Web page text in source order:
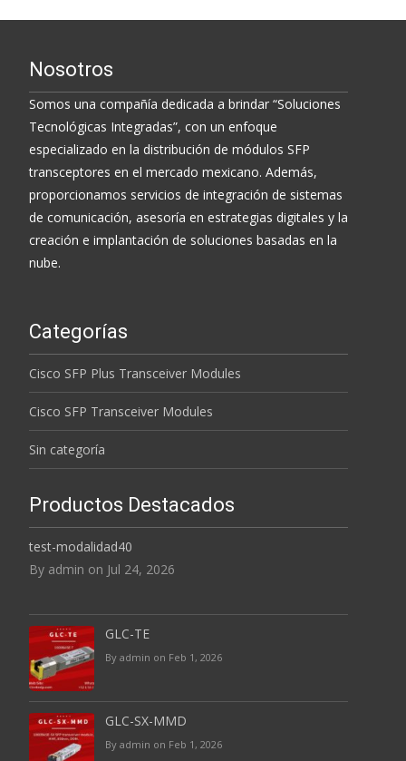
Nosotros
Somos una compañía dedicada a brindar “Soluciones
Tecnológicas Integradas”, con un enfoque
especializado en la distribución de módulos SFP
transceptores en el mercado mexicano. Además,
proporcionamos servicios de integración de sistemas
de comunicación, asesoría en estrategias digitales y la
creación e implantación de soluciones basadas en la
nube.
Categorías
Cisco SFP Plus Transceiver Modules
Cisco SFP Transceiver Modules
Sin categoría
Productos Destacados
test-modalidad40
By admin on Jul 24, 2026
GLC-TE
By admin on Feb 1, 2026
GLC-SX-MMD
By admin on Feb 1, 2026